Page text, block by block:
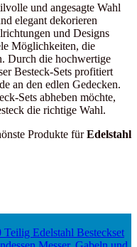
und angesagte Wahl
elegant dekorieren
und Designs
Möglichkeiten, die
Durch die hochwertige
Besteck-Sets profitiert
an den edlen Gedecken.
Sets abheben möchte,
die richtige Wahl.
Produkte fürEdelstahl